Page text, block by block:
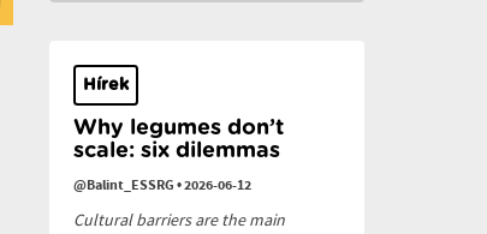
Hírek
Why legumes don’t
scale: six dilemmas
@Balint_ESSRG•2026-06-12
Cultural barriers are the main